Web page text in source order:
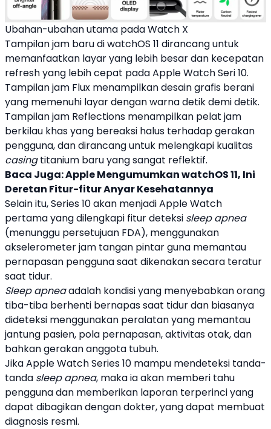
Ubahan-ubahan utama pada Watch X
Tampilan jam baru diwatchOS 11 dirancang untuk
memanfaatkan layar yang lebih besar dan kecepatan
refresh yang lebih cepat padaAppleWatch Seri 10.
Tampilan jam Flux menampilkan desain grafis berani
yang memenuhi layar dengan warna detik demi detik.
Tampilan jam Reflections menampilkan pelat jam
berkilau khas yang bereaksi halus terhadap gerakan
pengguna, dan dirancang untuk melengkapi kualitas
casingtitanium baru yang sangat reflektif.
Baca Juga:Apple Mengumumkan watchOS 11, Ini
Deretan Fitur-fitur Anyar Kesehatannya
Selain itu, Series 10 akan menjadiAppleWatch
pertama yang dilengkapi fitur deteksi sleep apnea
(menunggu persetujuan FDA), menggunakan
akselerometerjam tangan pintarguna memantau
pernapasan pengguna saat dikenakan secara teratur
saat tidur.
Sleep apneaadalah kondisi yang menyebabkan orang
tiba-tiba berhenti bernapas saat tidur dan biasanya
dideteksi menggunakan peralatan yang memantau
jantung pasien, pola pernapasan, aktivitas otak, dan
bahkan gerakan anggota tubuh.
JikaAppleWatch Series 10 mampu mendeteksi tanda-
tanda sleep apnea, maka ia akan memberi tahu
pengguna dan memberikan laporan terperinci yang
dapat dibagikan dengan dokter, yang dapat membuat
diagnosis resmi.